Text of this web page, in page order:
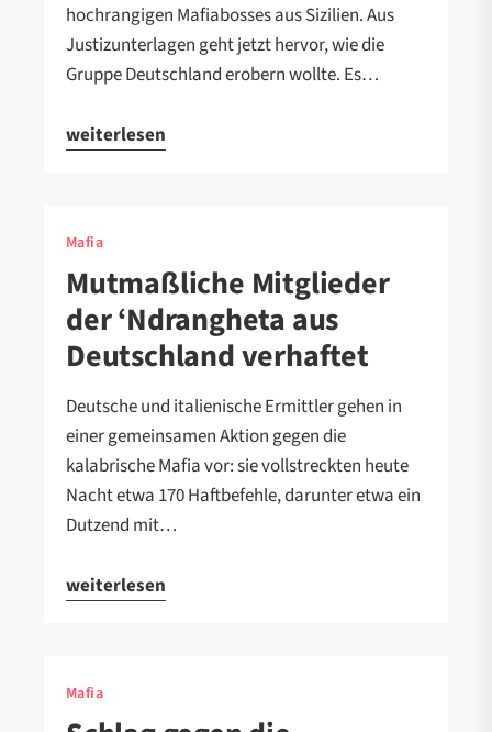
hochrangigen Mafiabosses aus Sizilien. Aus
Justizunterlagen geht jetzt hervor, wie die
Gruppe Deutschland erobern wollte. Es…
weiterlesen
Mafia
Mutmaßliche Mitglieder
der ‘Ndrangheta aus
Deutschland verhaftet
Deutsche und italienische Ermittler gehen in
einer gemeinsamen Aktion gegen die
kalabrische Mafia vor: sie vollstreckten heute
Nacht etwa 170 Haftbefehle, darunter etwa ein
Dutzend mit…
weiterlesen
Mafia